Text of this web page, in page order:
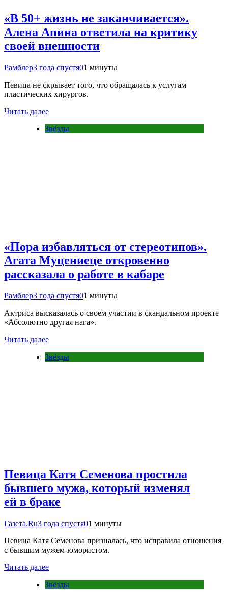
«В 50+ жизнь не заканчивается».
Алена Апина ответила на критику
своей внешности
Рамблер3 года спустя01 минуты
Певица не скрывает того, что обращалась к услугам
пластических хирургов.
Читать далее
Звёзды
«Пора избавляться от стереотипов».
Агата Муцениеце откровенно
рассказала о работе в кабаре
Рамблер3 года спустя01 минуты
Актриса высказалась о своем участии в скандальном проекте
«Абсолютно другая нага».
Читать далее
Звёзды
Певица Катя Семенова простила
бывшего мужа, который изменял
ей в браке
Газета.Ru3 года спустя01 минуты
Певица Катя Семенова призналась, что исправила отношения
с бывшим мужем-юмористом.
Читать далее
Звёзды